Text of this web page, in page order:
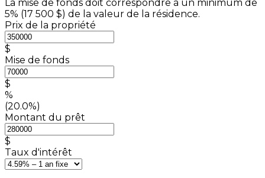
La mise de fonds doit correspondre à un minimum de
5% (17 500 $) de la valeur de la résidence.
Prix de la propriété
$
Mise de fonds
$
%
(20.0%)
Montant du prêt
$
Taux d'intérêt